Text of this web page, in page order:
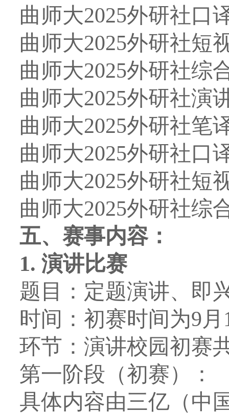
曲师大2025外研社口
曲师大2025外研社短
曲师大2025外研社综
曲师大2025外研社演
曲师大2025外研社笔
曲师大2025外研社口
曲师大2025外研社短
曲师大2025外研社综
五、赛事内容：
1. 演讲比赛
题目：定题演讲、即
时间：初赛时间为9月
环节：演讲校园初赛
第一阶段（初赛）：
具体内容由三亿（中